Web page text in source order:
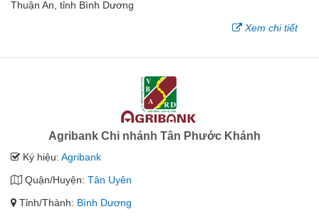
Thuận An, tỉnh Bình Dương
Xem chi tiết
Agribank Chi nhánh Tân Phước Khánh
Ký hiệu: Agribank
Quận/Huyện: Tân Uyên
Tỉnh/Thành: Bình Dương